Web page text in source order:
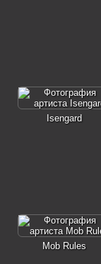
Isengard
Mob Rules